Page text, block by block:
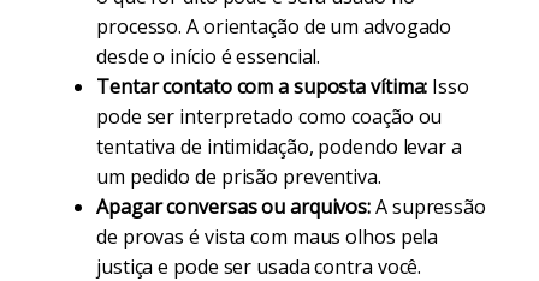
processo. A orientação de um advogado
desde o início é essencial.
Tentar contato com a suposta vítima: Isso
pode ser interpretado como coação ou
tentativa de intimidação, podendo levar a
um pedido de prisão preventiva.
Apagar conversas ou arquivos:A supressão
de provas é vista com maus olhos pela
justiça e pode ser usada contra você.